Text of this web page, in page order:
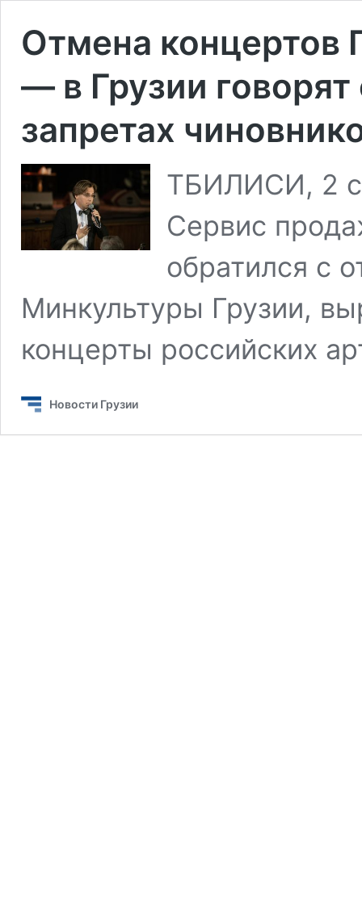
Отмена концертов
— в Грузии
запретах
ТБИЛИСИ, 2
Сервис
обратился с
Минкультуры Грузии,
концерты российских
Новости Грузии